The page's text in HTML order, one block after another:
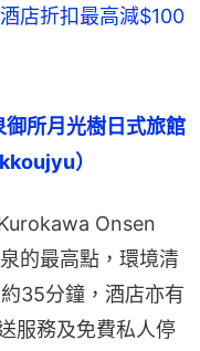
店折扣最高減$100
御所月光樹日式旅館
）
Onsen
的最高點，環境清
35分鐘，酒店亦有
服務及免費私人停